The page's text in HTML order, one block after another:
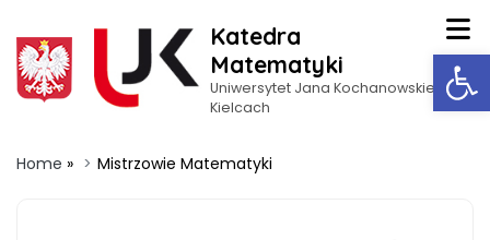
Katedra
Matematyki
Uniwersytet Jana Kochanowskiego w
Kielcach
Home » Mistrzowie Matematyki